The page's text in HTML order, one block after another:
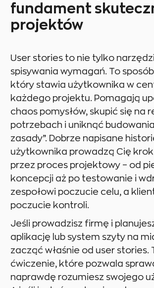
fundament
projektów
User stories to nie tylko
spisywania wymagań. To
który stawia użytkownika w
każdego projektu. Pomagają
chaos pomysłów, skupić się na
potrzebach i uniknąć
zasady”. Dobrze napisane
użytkownika prowadzą Cię
przez proces projektowy – od
koncepcji aż po testowanie i
zespołowi poczucie celu, a
poczucie kontroli.
Jeśli prowadzisz firmę i
aplikację lub system szyty na
zacząć właśnie od user stories.
ćwiczenie, które pozwala
naprawdę rozumiesz swojego